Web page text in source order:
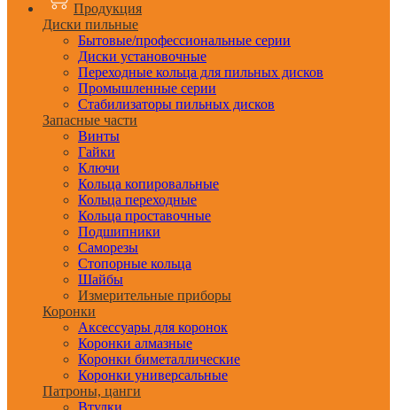
Продукция
Диски пильные
Бытовые/профессиональные серии
Диски установочные
Переходные кольца для пильных дисков
Промышленные серии
Стабилизаторы пильных дисков
Запасные части
Винты
Гайки
Ключи
Кольца копировальные
Кольца переходные
Кольца проставочные
Подшипники
Саморезы
Стопорные кольца
Шайбы
Измерительные приборы
Коронки
Аксессуары для коронок
Коронки алмазные
Коронки биметаллические
Коронки универсальные
Патроны, цанги
Втулки